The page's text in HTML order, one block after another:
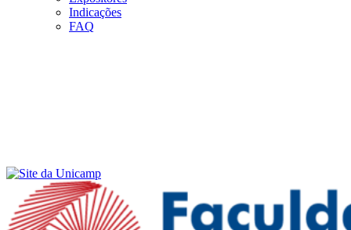
Indicações
FAQ